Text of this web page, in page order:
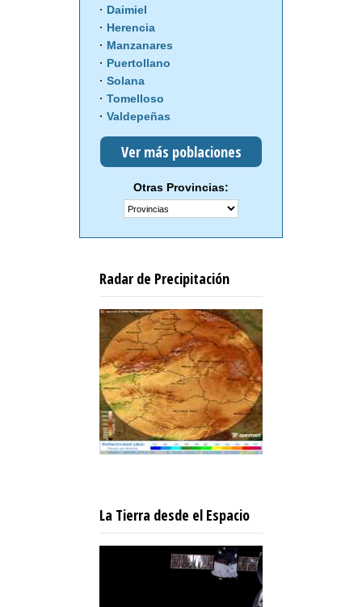
Daimiel
Herencia
Manzanares
Puertollano
Solana
Tomelloso
Valdepeñas
Ver más poblaciones
Otras Provincias:
Radar de Precipitación
La Tierra desde el Espacio